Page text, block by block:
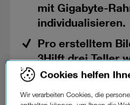
mit Gigabyte-
individualisieren.
Pro erstelltem
3Hilft drei Teller
#GigaHilft-Aktion
Canisibus, den
Cookies helfen
Wir verarbeiten Cookies, die